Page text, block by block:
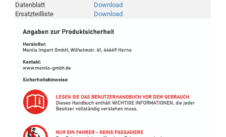
Datenblatt
Download
Ersatzteilliste
Download